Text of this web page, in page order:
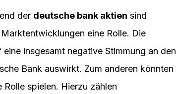
der deutsche bank aktien sind
eine Rolle. Die
insgesamt negative Stimmung an den
Bank auswirkt. Zum anderen könnten
spielen. Hierzu zählen